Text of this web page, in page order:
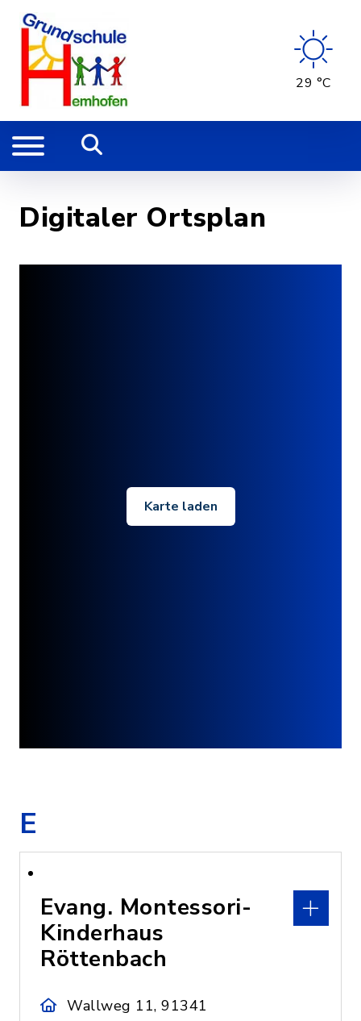
29 °C
Digitaler Ortsplan
Karte laden
E
Evang. Montessori-
Kinderhaus
Röttenbach
Wallweg 11, 91341